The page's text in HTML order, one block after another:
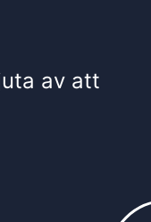
av att